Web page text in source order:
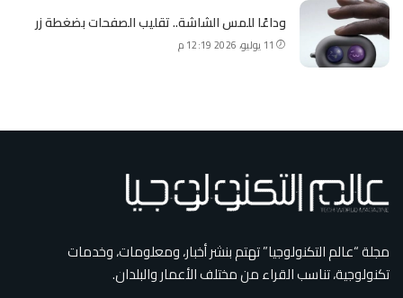
وداعًا للمس الشاشة.. تقليب الصفحات بضغطة زر
11 يوليو، 2026 12:19 م
مجلة “عالم التكنولوجيا” تهتم بنشر أخبار، ومعلومات، وخدمات
تكنولوجية، تناسب القراء من مختلف الأعمار والبلدان.